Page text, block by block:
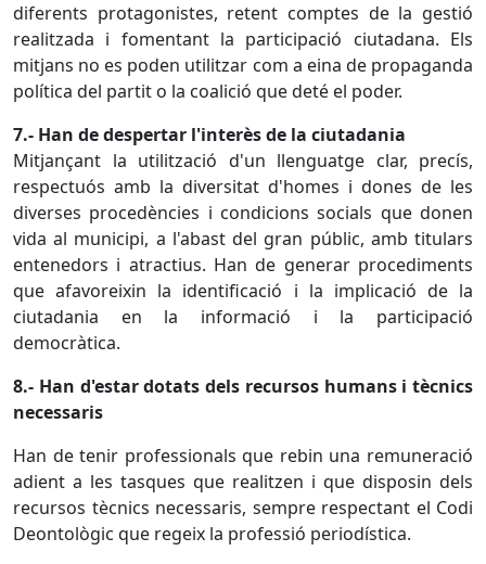
diferents protagonistes, retent comptes de la gestió
realitzada i fomentant la participació ciutadana. Els
mitjans no es poden utilitzar com a eina de propaganda
política del partit o la coalició que deté el poder.
7.- Han de despertar l'interès de la ciutadania
Mitjançant la utilització d'un llenguatge clar, precís,
respectuós amb la diversitat d'homes i dones de les
diverses procedències i condicions socials que donen
vida al municipi, a l'abast del gran públic, amb titulars
entenedors i atractius. Han de generar procediments
que afavoreixin la identificació i la implicació de la
ciutadania en la informació i la participació
democràtica.
8.- Han d'estar dotats dels recursos humans i tècnics
necessaris
Han de tenir professionals que rebin una remuneració
adient a les tasques que realitzen i que disposin dels
recursos tècnics necessaris, sempre respectant el Codi
Deontològic que regeix la professió periodística.